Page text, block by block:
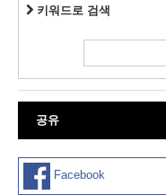
키워드로 검색
공유
Facebook